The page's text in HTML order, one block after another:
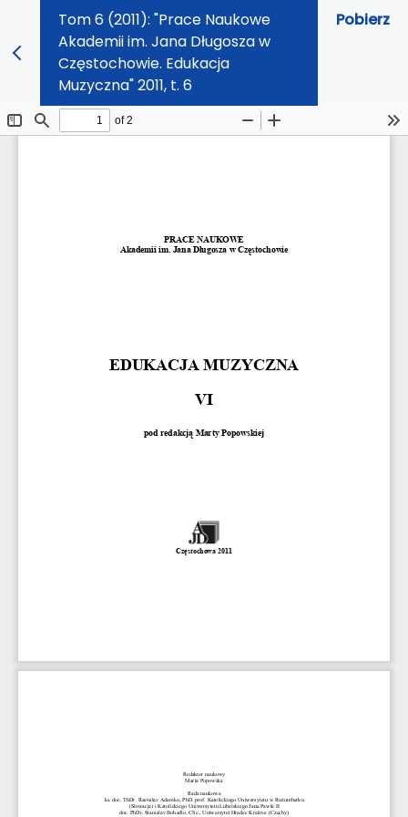
Tom 6 (2011): "Prace Naukowe
Akademii im. Jana Długosza w
Częstochowie. Edukacja
Muzyczna" 2011, t. 6
Pobierz